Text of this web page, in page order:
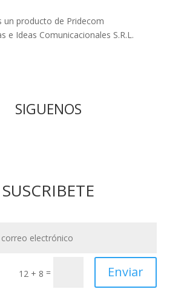
un producto de Pridecom
e Ideas Comunicacionales S.R.L.
SIGUENOS
SUSCRIBETE
12 + 8 = Enviar